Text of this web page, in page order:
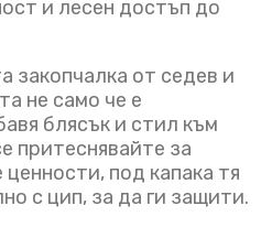
и лесен достъп до
закопчалка от седев и
не само че е
блясък и стил към
притеснявайте за
под капака тя
с цип, за да ги защити.